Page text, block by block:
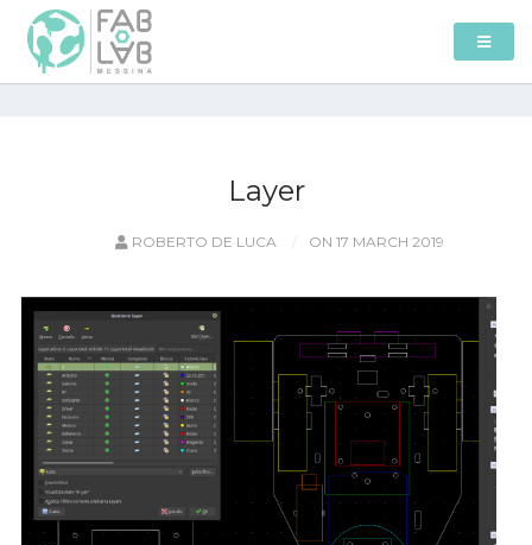
Layer
ROBERTO DE LUCA ON 17 MARCH 2019